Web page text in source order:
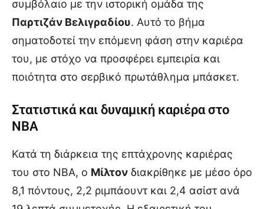
συμβόλαιο με την ιστορική ομάδα της
Παρτιζάν Βελιγραδίου. Αυτό το βήμα
σηματοδοτεί την επόμενη φάση στην καριέρα
του, με στόχο να προσφέρει εμπειρία και
ποιότητα στο σερβικό πρωτάθλημα μπάσκετ.
Στατιστικά και δυναμική καριέρα στο
NBA
Κατά τη διάρκεια της επτάχρονης καριέρας
του στο NBA, ο Μίλτον διακρίθηκε με μέσο όρο
8,1 πόντους, 2,2 ριμπάουντ και 2,4 ασίστ ανά